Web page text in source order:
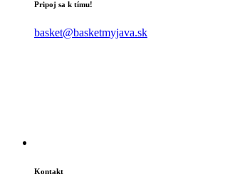
Pripoj sa k tímu!
basket@basketmyjava.sk
Kontakt